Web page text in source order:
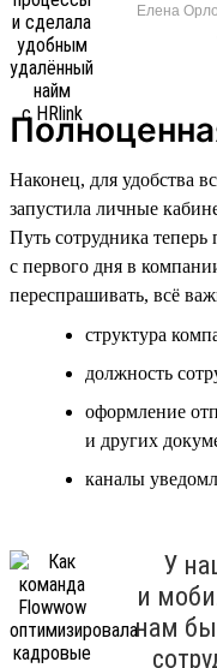
Елена
Наконец, для удобства
запустила личные
Путь сотрудника
с первого дня в
переспрашивать, всё
структура
должность
оформление
и других
каналы
У
и
нам